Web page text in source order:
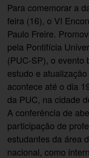
Para comemorar a
feira (16), o VI
Paulo Freire.
pela Pontifícia
(PUC-SP), o evento
estudo e
acontece até o dia
da PUC, na cidade
A conferência de
participação de
estudantes da área
nacional, como